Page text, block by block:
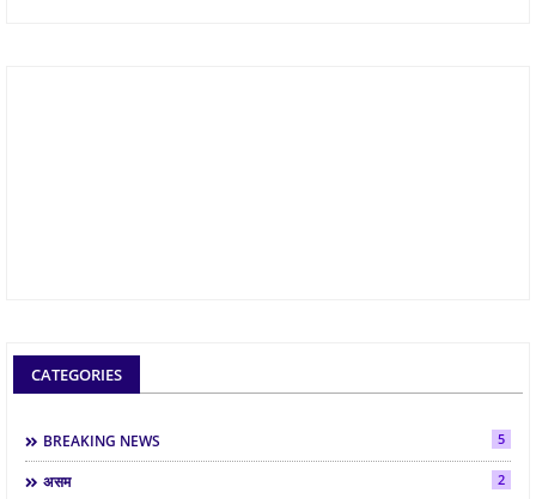
CATEGORIES
BREAKING NEWS 5
असम 2